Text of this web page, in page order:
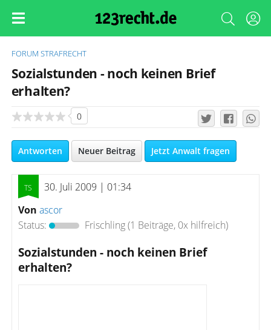
FORUM STRAFRECHT
Sozialstunden - noch keinen Brief
erhalten?
0
Antworten Neuer Beitrag Jetzt Anwalt fragen
30. Juli 2009 | 01:34
Von ascor
Status:
Frischling(1 Beiträge, 0x hilfreich)
Sozialstunden - noch keinen Brief
erhalten?